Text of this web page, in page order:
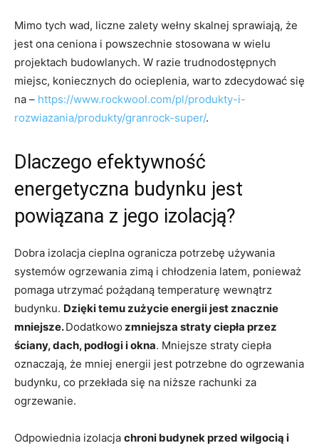
Mimo tych wad, liczne zalety wełny skalnej sprawiają, że
jest ona ceniona i powszechnie stosowana w wielu
projektach budowlanych. W razie trudnodostępnych
miejsc, koniecznych do ocieplenia, warto zdecydować się
na – https://www.rockwool.com/pl/produkty-i-
rozwiazania/produkty/granrock-super/.
Dlaczego efektywność
energetyczna budynku jest
powiązana z jego izolacją?
Dobra izolacja cieplna ogranicza potrzebę używania
systemów ogrzewania zimą i chłodzenia latem, ponieważ
pomaga utrzymać pożądaną temperaturę wewnątrz
budynku. Dzięki temu zużycie energii jest znacznie
mniejsze.Dodatkowo zmniejsza straty ciepła przez
ściany, dach, podłogi i okna. Mniejsze straty ciepła
oznaczają, że mniej energii jest potrzebne do ogrzewania
budynku, co przekłada się na niższe rachunki za
ogrzewanie.
Odpowiednia izolacja chroni budynek przed wilgocią i